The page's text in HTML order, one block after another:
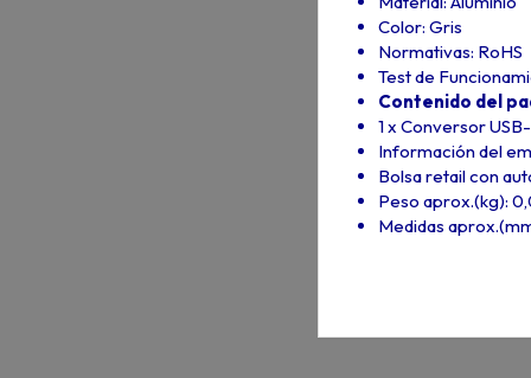
Color: Gris
Normativas: RoHS
Test de
Contenido del
1 x Conversor
Información del
Bolsa retail con
Peso aprox.(kg):
Medidas